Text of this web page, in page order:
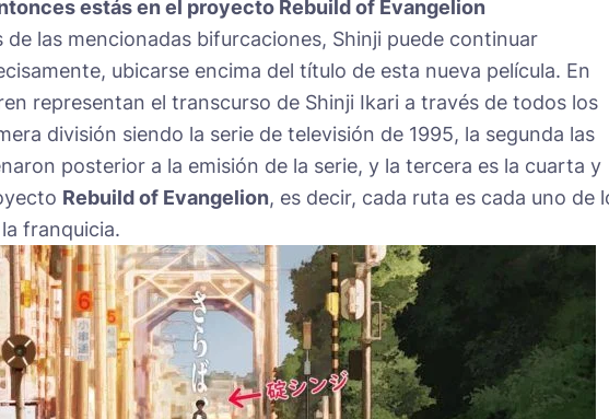
estás en el proyecto Rebuild of Evangelion
las mencionadas bifurcaciones, Shinji puede continuar
ubicarse encima del título de esta nueva película. En
representan el transcurso de Shinji Ikari a través de todos los
división siendo la serie de televisión de 1995, la segunda las
posterior a la emisión de la serie, y la tercera es la cuarta y
Rebuild of Evangelion, es decir, cada ruta es cada uno de
franquicia.